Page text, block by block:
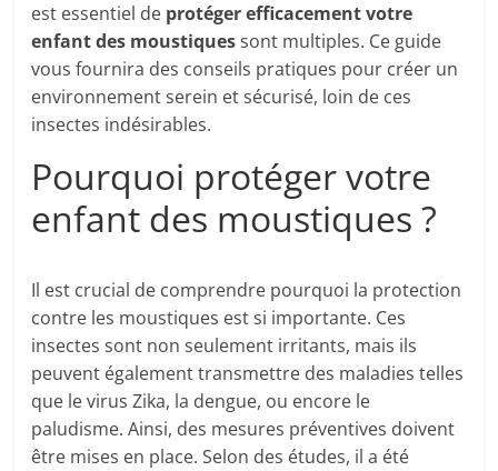
est essentiel de protéger efficacement votre
enfant des moustiquessont multiples. Ce guide
vous fournira des conseils pratiques pour créer un
environnement serein et sécurisé, loin de ces
insectes indésirables.
Pourquoi protéger votre
enfant des moustiques ?
Il est crucial de comprendre pourquoi la protection
contre les moustiques est si importante. Ces
insectes sont non seulement irritants, mais ils
peuvent également transmettre des maladies telles
que le virus Zika, la dengue, ou encore le
paludisme. Ainsi, des mesures préventives doivent
être mises en place. Selon des études, il a été